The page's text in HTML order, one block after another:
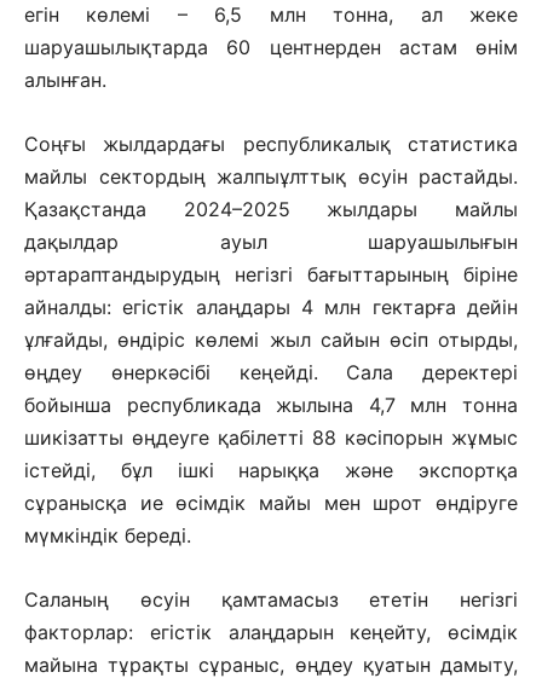
егін көлемі – 6,5 млн тонна, ал жеке
шаруашылықтарда 60 центнерден астам өнім
алынған.
Соңғы жылдардағы республикалық статистика
майлы сектордың жалпыұлттық өсуін растайды.
Қазақстанда 2024–2025 жылдары майлы
дақылдар ауыл шаруашылығын
әртараптандырудың негізгі бағыттарының біріне
айналды: егістік алаңдары 4 млн гектарға дейін
ұлғайды, өндіріс көлемі жыл сайын өсіп отырды,
өңдеу өнеркәсібі кеңейді. Сала деректері
бойынша республикада жылына 4,7 млн тонна
шикізатты өңдеуге қабілетті 88 кәсіпорын жұмыс
істейді, бұл ішкі нарыққа және экспортқа
сұранысқа ие өсімдік майы мен шрот өндіруге
мүмкіндік береді.
Саланың өсуін қамтамасыз ететін негізгі
факторлар: егістік алаңдарын кеңейту, өсімдік
майына тұрақты сұраныс, өңдеу қуатын дамыту,